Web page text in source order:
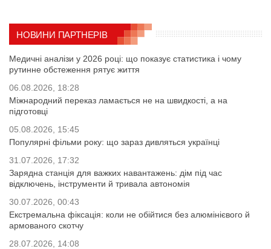
НОВИНИ ПАРТНЕРІВ
Медичні аналізи у 2026 році: що показує статистика і чому
рутинне обстеження рятує життя
06.08.2026, 18:28
Міжнародний переказ ламається не на швидкості, а на
підготовці
05.08.2026, 15:45
Популярні фільми року: що зараз дивляться українці
31.07.2026, 17:32
Зарядна станція для важких навантажень: дім під час
відключень, інструменти й тривала автономія
30.07.2026, 00:43
Екстремальна фіксація: коли не обійтися без алюмінієвого й
армованого скотчу
28.07.2026, 14:08